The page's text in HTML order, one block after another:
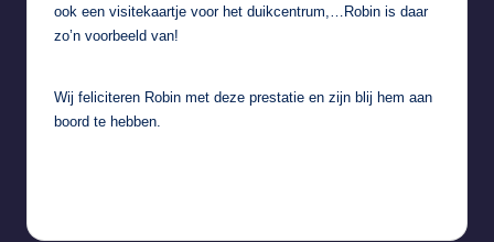
ook een visitekaartje voor het duikcentrum,…Robin is daar
zo’n voorbeeld van!
Wij feliciteren Robin met deze prestatie en zijn blij hem aan
boord te hebben.